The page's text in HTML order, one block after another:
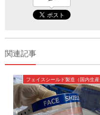
関連記事
フェイスシールド製造（国内生産